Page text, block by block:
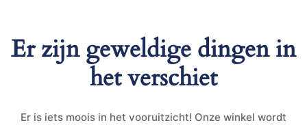
Er zijn geweldige dingen in
het verschiet
Er is iets moois in het vooruitzicht! Onze winkel wordt